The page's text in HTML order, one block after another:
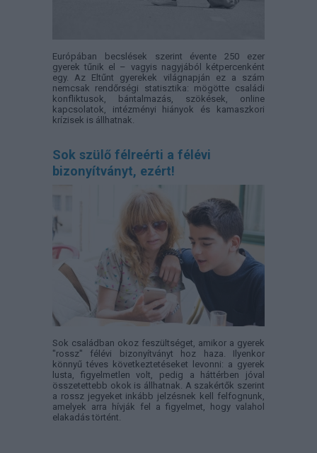
Európában becslések szerint évente 250 ezer
gyerek tűnik el – vagyis nagyjából kétpercenként
egy. Az Eltűnt gyerekek világnapján ez a szám
nemcsak rendőrségi statisztika: mögötte családi
konfliktusok, bántalmazás, szökések, online
kapcsolatok, intézményi hiányok és kamaszkori
krízisek is állhatnak.
Sok szülő félreérti a félévi
bizonyítványt, ezért!
Sok családban okoz feszültséget, amikor a gyerek
"rossz" félévi bizonyítványt hoz haza. Ilyenkor
könnyű téves következtetéseket levonni: a gyerek
lusta, figyelmetlen volt, pedig a háttérben jóval
összetettebb okok is állhatnak. A szakértők szerint
a rossz jegyeket inkább jelzésnek kell felfognunk,
amelyek arra hívják fel a figyelmet, hogy valahol
elakadás történt.